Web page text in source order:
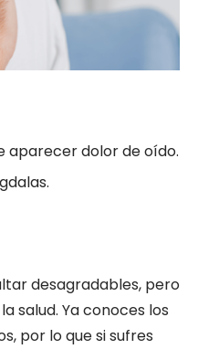
aparecer dolor de oído.
desagradables, pero
salud. Ya conoces los
por lo que si sufres